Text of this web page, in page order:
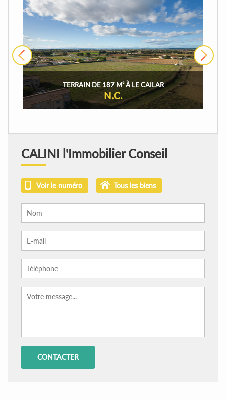
TERRAIN DE 187 M² À LE CAILAR
N.C.
›
CALINI l'Immobilier Conseil
Voir le numéro Tous les biens